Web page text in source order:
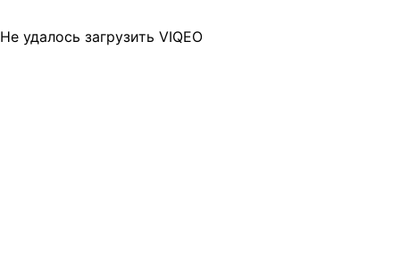
Не удалось загрузить VIQEO